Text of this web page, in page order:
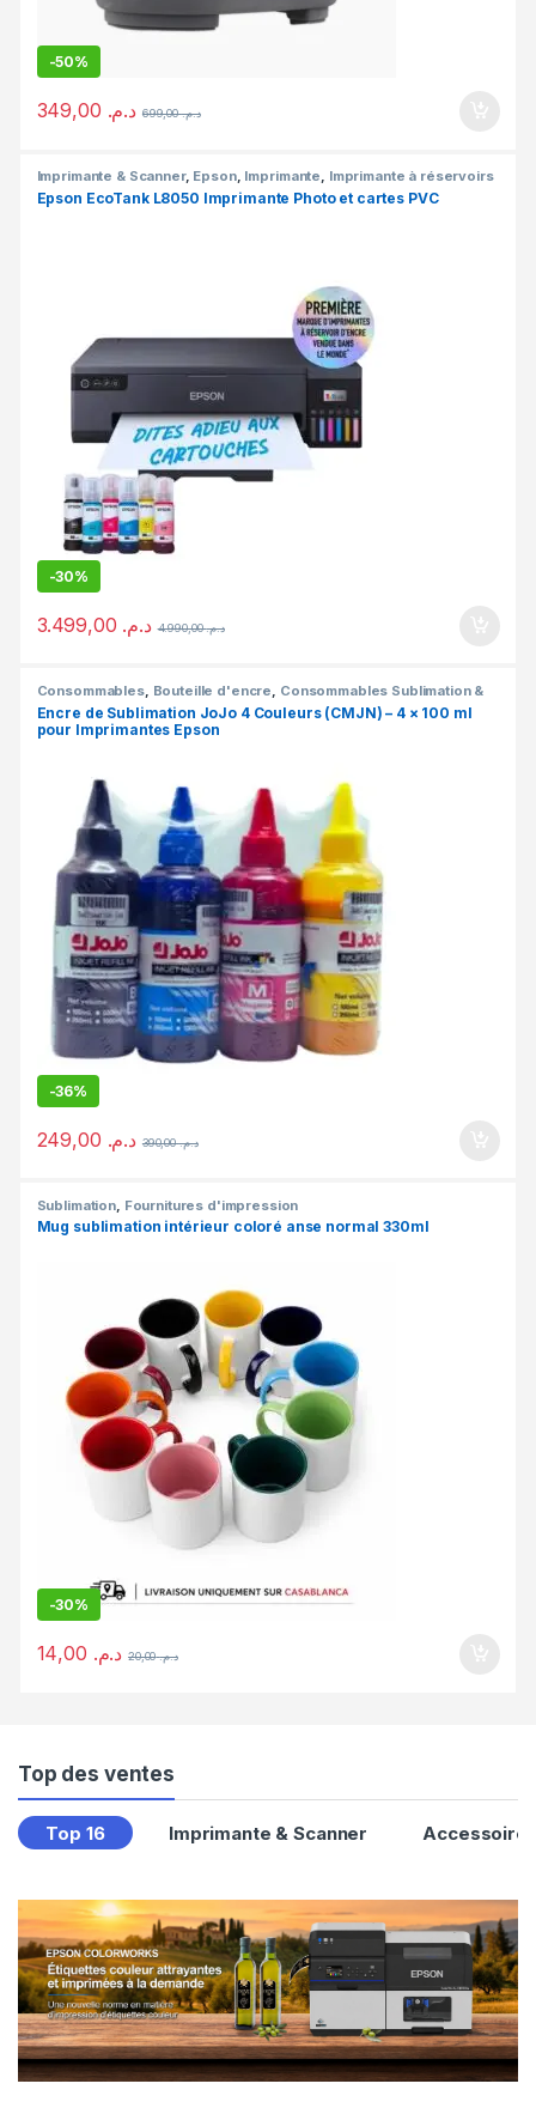
-50%
د.م. د.م.699,00
Imprimante & Scanner, Epson, Imprimante, Imprimante à réservoirs
rechargeables , Meilleures ventes , Multifonction Jet d'encre
Epson EcoTank L8050 Imprimante Photo et cartes PVC
-30%
د.م. د.م.4.990,00
Consommables, Bouteille d'encre, Consommables Sublimation &
DTF Fournitures d'impression,Sublimation
Encre de Sublimation JoJo 4 Couleurs (CMJN) – 4 × 100 ml
pour Imprimantes Epson
-36%
د.م. د.م.390,00
Sublimation, Fournitures d'impression
Mug sublimation intérieur coloré anse normal 330ml
-30%
د.م. د.م.20,00
Top des ventes
Top 16 Imprimante & Scanner